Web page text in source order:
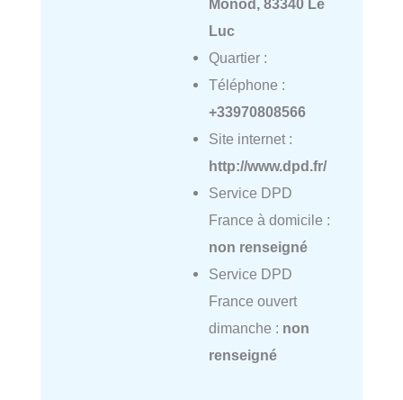
Monod, 83340 Le
Luc
Quartier :
Téléphone :
+33970808566
Site internet :
http://www.dpd.fr/
Service DPD
France à domicile :
non renseigné
Service DPD
France ouvert
dimanche : non
renseigné